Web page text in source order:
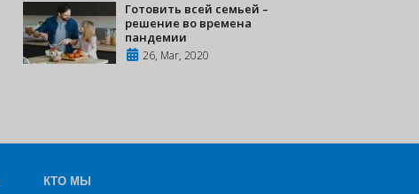
Готовить всей семьей –
решение во времена
пандемии
26, Mar, 2020
КТО МЫ